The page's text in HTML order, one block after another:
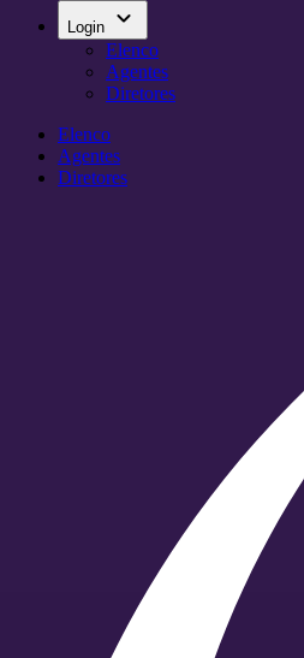
Login keyboard_arrow_down
Elenco
Agentes
Diretores
Elenco
Agentes
Diretores